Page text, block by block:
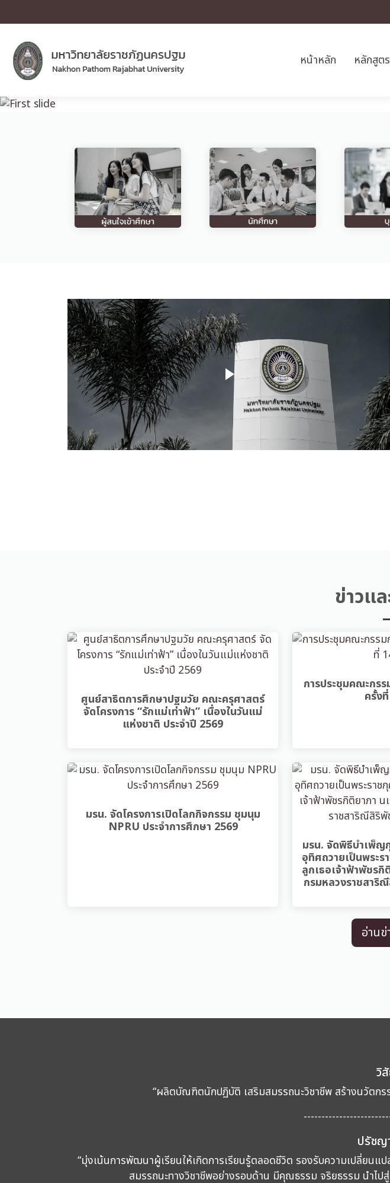
หน้าหลัก หลักสูตร
ข่าวแ
ศูนย์สาธิตการศึกษาปฐมวัย คณะครุศาสตร์
จัดโครงการ “รักแม่เท่าฟ้า” เนื่องในวันแม่
แห่งชาติ ประจำปี 2569
การประชุมคณะกร
ครั้ง
มรน. จัดโครงการเปิดโลกกิจกรรม ชุมนุม
NPRU ประจำการศึกษา 2569
มรน. จัดพิธีบำเพ็ญ
อุทิศถวายเป็นพระร
ลูกเธอเจ้าฟ้าพัชรกิ
กรมหลวงราชสาริ
อ่านข่
วิ
“ผลิตบัณฑิตนักปฏิบัติ เสริมสมรรถนะวิชาชีพ สร้างนวัต
ปรัชญ
“มุ่งเน้นการพัฒนาผู้เรียนให้เกิดการเรียนรู้ตลอดชีวิต รองรับความเปลี่ย
สมรรถนะทางวิชาชีพอย่างรอบด้าน มีคุณธรรม จริยธรรม นำไป